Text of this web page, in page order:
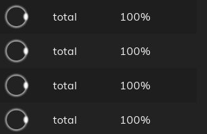
total 100%
total 100%
total 100%
total 100%